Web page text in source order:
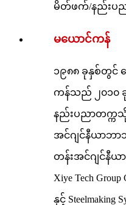
မိတ်ဖက်/နည်းပ
မယောင်ကန်
၁၉၈၈ ခုနှစ်တွင် မွ
ကန်သည် ၂၀၁၀
နည်းပညာတက္က
အင်ဂျင်နီယာဘာ
တန်းအင်ဂျင်နီ
Xiye Tech
နှင့် Steelmaking